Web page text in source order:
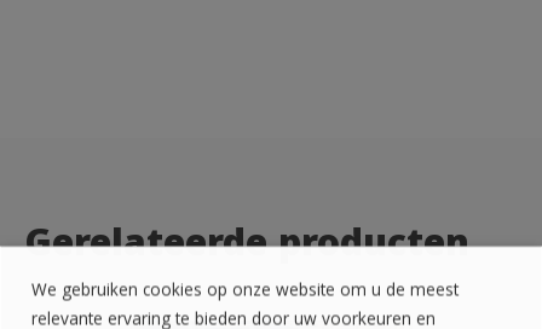
Gerelateerde producten
We gebruiken cookies op onze website om u de meest
relevante ervaring te bieden door uw voorkeuren en